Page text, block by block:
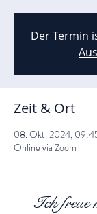
Der Termin
Zeit & Ort
08. Okt. 2024,
Online via Zoom
Ich freue